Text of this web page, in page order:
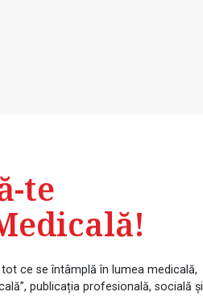
te
ce se întâmplă în lumea medicală,
publicația profesională, socială și